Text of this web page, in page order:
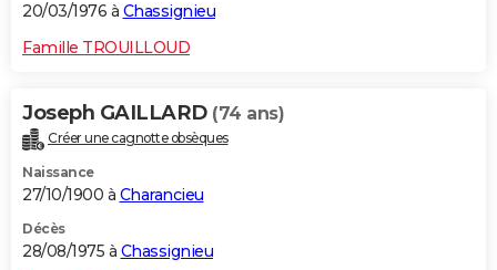
20/03/1976 à Chassignieu
Famille TROUILLOUD
Joseph GAILLARD (74 ans)
Créer une cagnotte obsèques
Naissance
27/10/1900 à Charancieu
Décès
28/08/1975 à Chassignieu